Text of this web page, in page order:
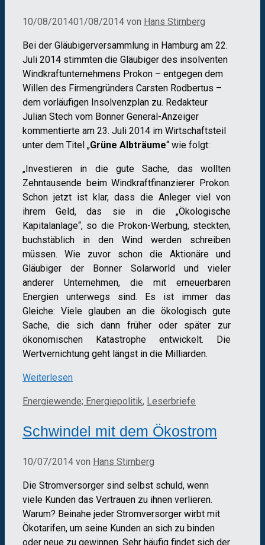
10/08/201401/08/2014 von Hans Stirnberg
Bei der Gläubigerversammlung in Hamburg am 22.
Juli 2014 stimmten die Gläubiger des insolventen
Windkraftunternehmens Prokon – entgegen dem
Willen des Firmengründers Carsten Rodbertus –
dem vorläufigen Insolvenzplan zu. Redakteur
Julian Stech vom Bonner General-Anzeiger
kommentierte am 23. Juli 2014 im Wirtschaftsteil
unter dem Titel „Grüne Albträume“ wie folgt:
„Investieren in die gute Sache, das wollten
Zehntausende beim Windkraftfinanzierer Prokon.
Schon jetzt ist klar, dass die Anleger viel von
ihrem Geld, das sie in die „Ökologische
Kapitalanlage“, so die Prokon-Werbung, steckten,
buchstäblich in den Wind werden schreiben
müssen. Wie zuvor schon die Aktionäre und
Gläubiger der Bonner Solarworld und vieler
anderer Unternehmen, die mit erneuerbaren
Energien unterwegs sind. Es ist immer das
Gleiche: Viele glauben an die ökologisch gute
Sache, die sich dann früher oder später zur
ökonomischen Katastrophe entwickelt. Die
Wertvernichtung geht längst in die Milliarden.
Weiterlesen
Kategorien
Energiewende; Energiepolitik, Leserbriefe
Schwindel mit dem Ökostrom
10/07/2014 von Hans Stirnberg
Die Stromversorger sind selbst schuld, wenn
viele Kunden das Vertrauen zu ihnen verlieren.
Warum? Beinahe jeder Stromversorger wirbt mit
Ökotarifen, um seine Kunden an sich zu binden
oder neue zu gewinnen. Sehr häufig findet sich der